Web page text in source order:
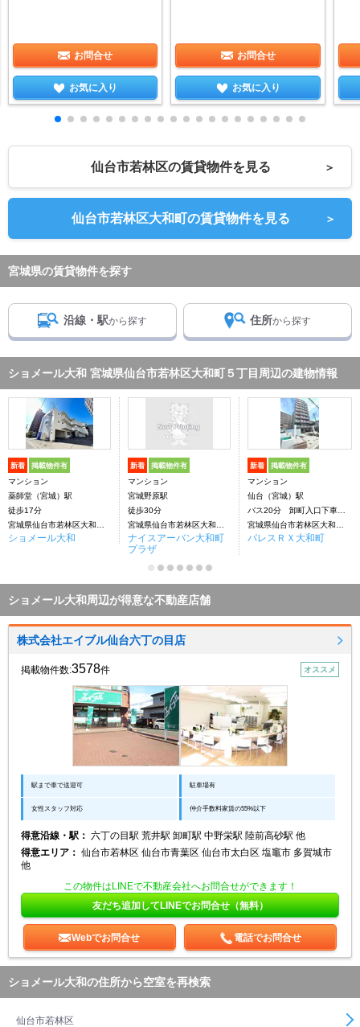
お問合せ
お気に入り
お問合せ
お気に入り
仙台市若林区の賃貸物件を見る ＞
仙台市若林区大和町の賃貸物件を見る ＞
宮城県の賃貸物件を探す
沿線・駅から探す 住所から探す
ショメール大和 宮城県仙台市若林区大和町５丁目周辺の建物情報
新着 掲載物件有
マンション
薬師堂（宮城）駅
徒歩17分
ショメール大和
新着 掲載物件有
マンション
宮城野原駅
徒歩30分
ナイスアーバン大和町
プラザ
新着 掲載物件有
マンション
仙台（宮城）駅
バス20分 卸町入口下車：停歩4分
パレスＲＸ大和町
ショメール大和周辺が得意な不動産店舗
株式会社エイブル仙台六丁の目店
掲載物件数:3578件 オススメ
駅まで車で送迎可 駐車場有
女性スタッフ対応 仲介手数料家賃の55%以下
得意沿線・駅： 六丁の目駅 荒井駅 卸町駅 中野栄駅 陸前高砂駅 他
得意エリア： 仙台市若林区 仙台市青葉区 仙台市太白区 塩竈市 多賀城市
他
この物件はLINEで不動産会社へお問合せができます！
友だち追加してLINEでお問合せ（無料）
Webでお問合せ 電話でお問合せ
ショメール大和の住所から空室を再検索
仙台市若林区